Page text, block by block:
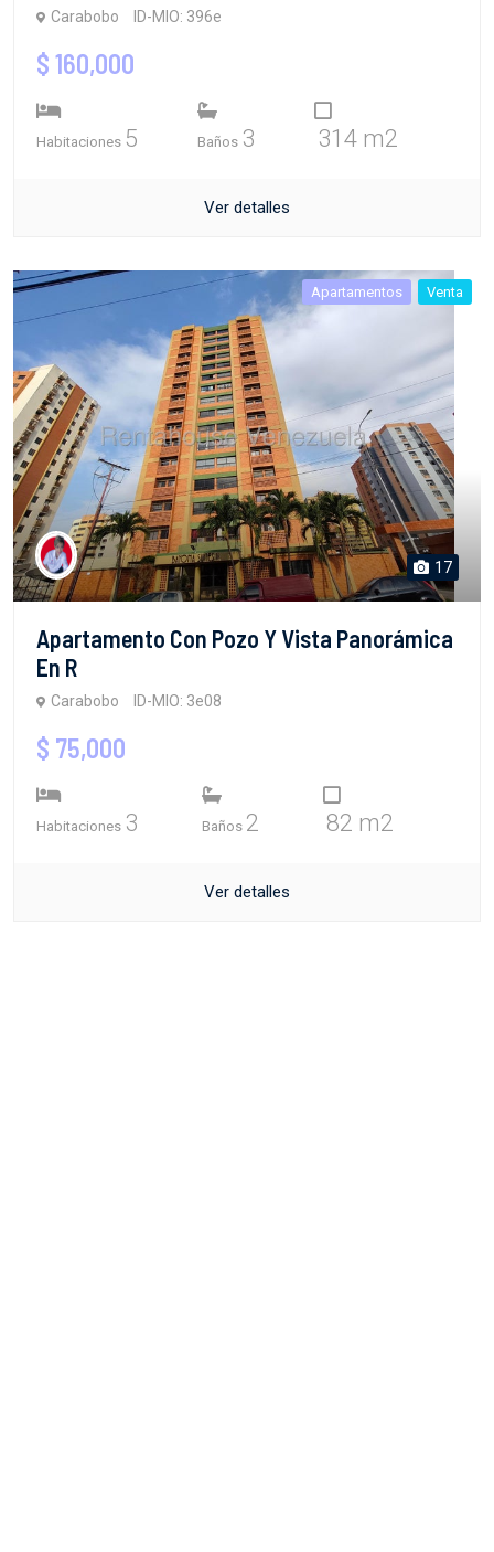
Carabobo ID-MIO: 396e
$ 160,000
Habitaciones 5 Baños 3 314 m2
Ver detalles
Apartamentos Venta
17
Apartamento Con Pozo Y Vista Panorámica
En R
Carabobo ID-MIO: 3e08
$ 75,000
Habitaciones 3 Baños 2 82 m2
Ver detalles